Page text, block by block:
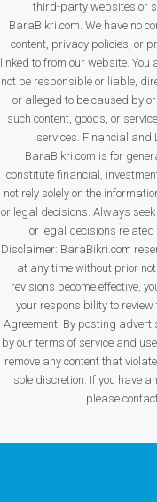
third-party websites or
BaraBikri.com. We have no
content, privacy policies, or
linked to from our website.
not be responsible or liable,
or alleged to be caused by
such content, goods, or
services. Financial and
BaraBikri.com is for
constitute financial,
not rely solely on the
or legal decisions. Always
or legal decisions
Disclaimer: BaraBikri.com
at any time without prior
revisions become effective,
your responsibility to
Agreement: By posting
by our terms of service and
remove any content that
sole discretion. If you have
please